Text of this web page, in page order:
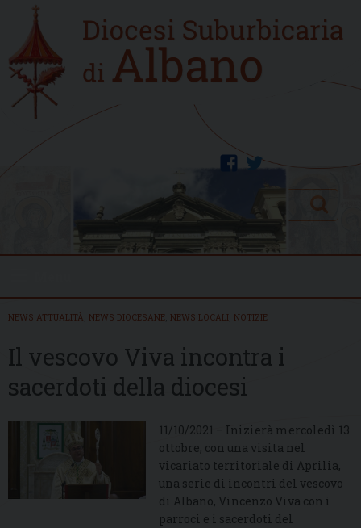
content
Home
new
twitter
facebook
Search
NEWS ATTUALITÀ NEWS DIOCESANE NEWS LOCALI NOTIZIE
Il vescovo Viva incontra i
sacerdoti della diocesi
11/10/2021 – Inizierà mercoledì 13
ottobre, con una visita nel
vicariato territoriale di Aprilia,
una serie di incontri del vescovo
di Albano, Vincenzo Viva con i
parroci e i sacerdoti del